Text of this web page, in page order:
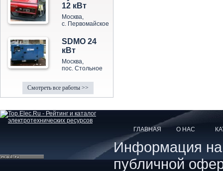
12 кВт
Москва,
с. Первомайское
SDMO 24
кВт
Москва,
пос. Стольное
Смотреть все работы >>
ГЛАВНАЯ О НАС
Информация на
публичной